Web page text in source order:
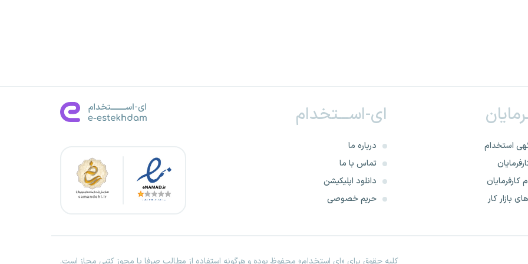
استخدام
کارفرمایان
بازار کار
ای-اســـتخدام
درباره ما
تماس با ما
دانلود اپلیکیشن
حریم خصوصی
کلیه حقوق برای «ای استخدام» محفوظ بوده و هرگونه استفاده از مطالب صرفا با مجوز کتبی مجاز است.